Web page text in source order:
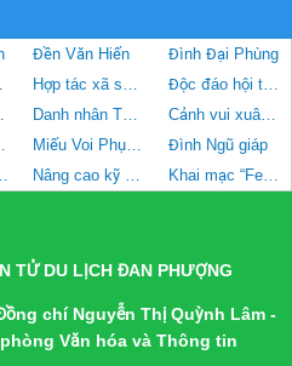
Đền Văn Hiến
Đình Đại Phùng
Đình Hợp tác xã sản xuất và tiêu thụ Bưởi tôm vàng Thượng Mỗ
Độc đáo hội thổi cơm thi ở Đồng Vân
Lý Danh nhân Tô Hiến Thành và đền Văn Hiến
Cảnh vui xuân trên các bức chạm gỗ đình Phùng
huyện Đan Phượng Miếu Voi Phục và Lăng Văn Sơn
Đình Ngũ giáp
Hà Nâng cao kỹ năng ứng xử văn minh du lịch và du lịch cộng đồng xã Hạ Mỗ, Đan Phượng Khai mạc “Festival Nông sản - Văn hóa - Ẩm thực - Du lịch huyện Đan Phượng năm 2023”
TỬ DU LỊCH ĐAN PHƯỢNG
chí Nguyễn Thị Quỳnh Lâm -
Văn hóa và Thông tin